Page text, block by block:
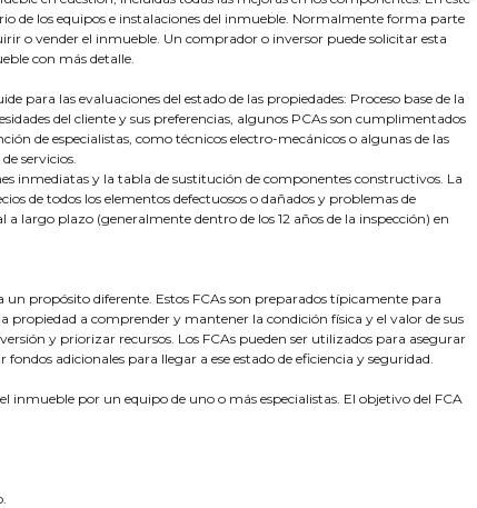
de los equipos e instalaciones del inmueble. Normalmente forma parte
o vender el inmueble. Un comprador o inversor puede solicitar esta
con más detalle.
para las evaluaciones del estado de las propiedades: Proceso base de la
del cliente y sus preferencias, algunos PCAs son cumplimentados
de especialistas, como técnicos electro-mecánicos o algunas de las
servicios.
inmediatas y la tabla de sustitución de componentes constructivos. La
de todos los elementos defectuosos o dañados y problemas de
largo plazo (generalmente dentro de los 12 años de la inspección) en
un propósito diferente. Estos FCAs son preparados típicamente para
propiedad a comprender y mantener la condición física y el valor de sus
y priorizar recursos. Los FCAs pueden ser utilizados para asegurar
adicionales para llegar a ese estado de eficiencia y seguridad.
inmueble por un equipo de uno o más especialistas. El objetivo del FCA